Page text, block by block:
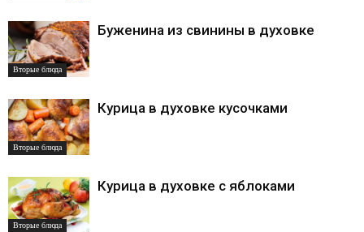
Вторые блюда
Буженина из свинины в духовке
Вторые блюда
Курица в духовке кусочками
Вторые блюда
Курица в духовке с яблоками